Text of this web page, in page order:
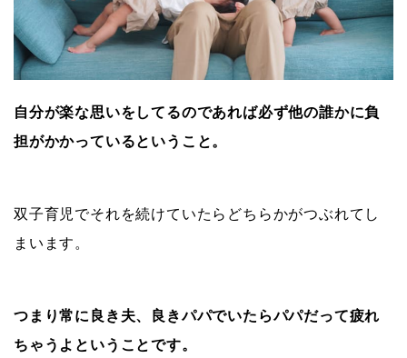
自分が楽な思いをしてるのであれば必ず他の誰かに負
担がかかっているということ。
双子育児でそれを続けていたらどちらかがつぶれてし
まいます。
つまり常に良き夫、良きパパでいたらパパだって疲れ
ちゃうよということです。